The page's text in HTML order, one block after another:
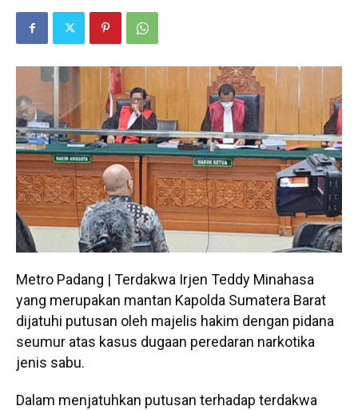
Metro Padang | Terdakwa Irjen Teddy Minahasa
yang merupakan mantan Kapolda Sumatera Barat
dijatuhi putusan oleh majelis hakim dengan pidana
seumur atas kasus dugaan peredaran narkotika
jenis sabu.
Dalam menjatuhkan putusan terhadap terdakwa